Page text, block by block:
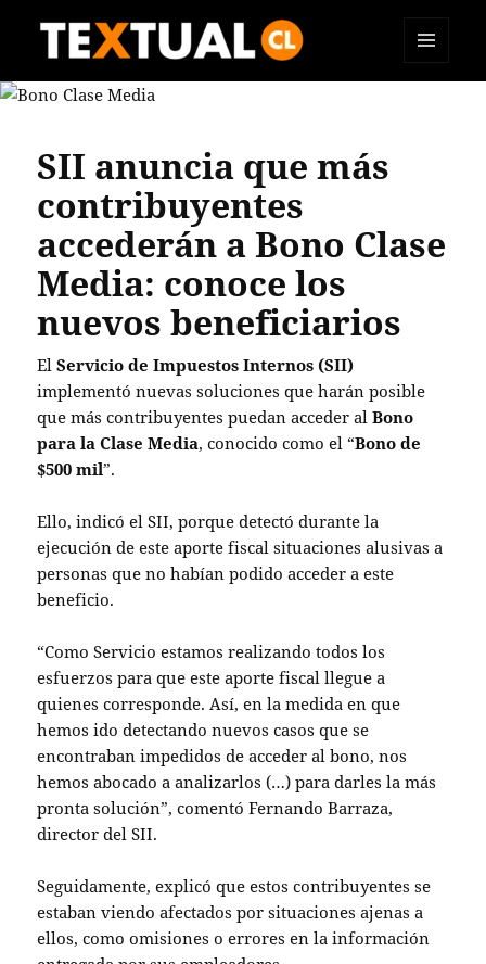
TEXTUAL
SII anuncia que más
contribuyentes
accederán a Bono Clase
Media: conoce los
nuevos beneficiarios
ElServicio de Impuestos Internos (SII)
implementó nuevas soluciones que harán posible
que más contribuyentes puedan acceder alBono
para la Clase Media, conocido como el “Bono de
$500 mil”.
Ello, indicó el SII, porque detectó durante la
ejecución de este aporte fiscal situaciones alusivas a
personas que no habían podido acceder a este
beneficio.
“Como Servicio estamos realizando todos los
esfuerzos para que este aporte fiscal llegue a
quienes corresponde. Así, en la medida en que
hemos ido detectando nuevos casos que se
encontraban impedidos de acceder al bono, nos
hemos abocado a analizarlos (…) para darles la más
pronta solución”, comentó Fernando Barraza,
director del SII.
Seguidamente, explicó que estos contribuyentes se
estaban viendo afectados por situaciones ajenas a
ellos, como omisiones o errores en la información